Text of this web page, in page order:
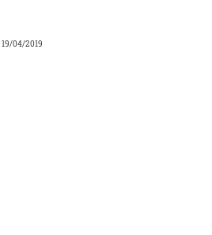
19/04/2019